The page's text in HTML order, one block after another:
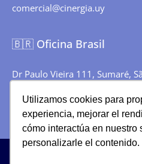
Utilizamos cookies para
experiencia, mejorar el
cómo interactúa en nuestro
personalizarle el contenido.
comercial@cinergia.uy
🇧🇷 Oficina Brasil
Dr Paulo Vieira 111, Sumaré,